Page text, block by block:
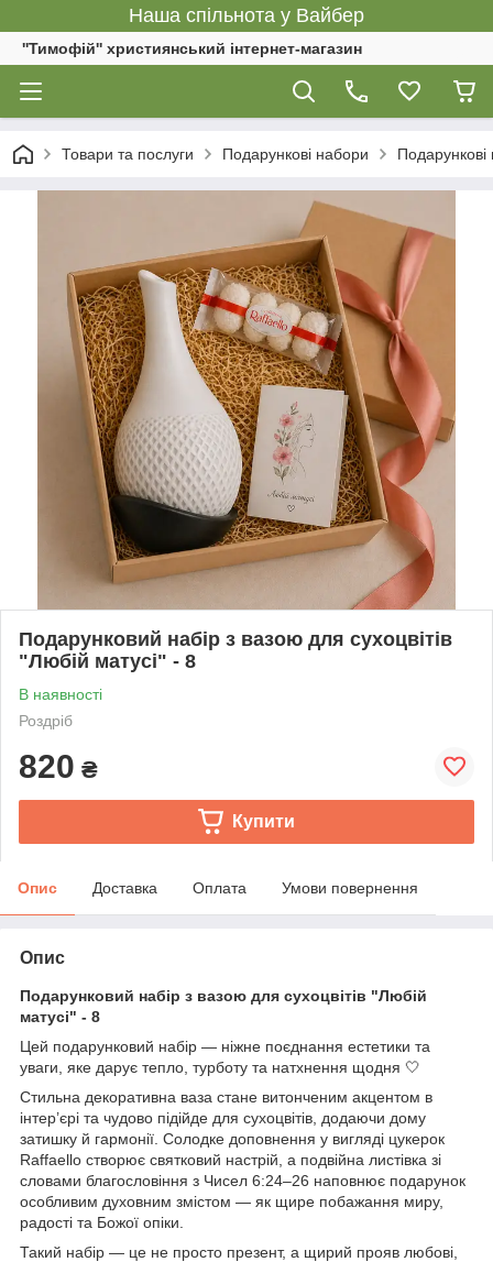
Наша спільнота у Вайбер
''Тимофій'' християнський інтернет-магазин
Товари та послуги Подарункові набори
Подарунковий набір з вазою для сухоцвітів
"Любій матусі" - 8
В наявності
Роздріб
820 ₴
Купити
Опис Доставка Оплата Умови повернення
Опис
Подарунковий набір з вазою для сухоцвітів "Любій
матусі" - 8
Цей подарунковий набір — ніжне поєднання естетики та
уваги, яке дарує тепло, турботу та натхнення щодня 🤍
Стильна декоративна ваза стане витонченим акцентом в
інтер’єрі та чудово підійде для сухоцвітів, додаючи дому
затишку й гармонії. Солодке доповнення у вигляді цукерок
Raffaello створює святковий настрій, а подвійна листівка зі
словами благословіння з Чисел 6:24–26 наповнює подарунок
особливим духовним змістом — як щире побажання миру,
радості та Божої опіки.
Такий набір — це не просто презент, а щирий прояв любові,